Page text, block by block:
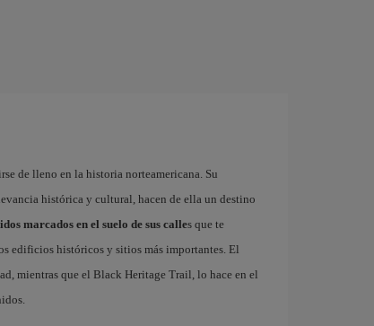
de lleno en la historia norteamericana. Su
histórica y cultural, hacen de ella un destino
marcados en el suelo de sus calles que te
edificios históricos y sitios más importantes. El
mientras que el Black Heritage Trail, lo hace en el